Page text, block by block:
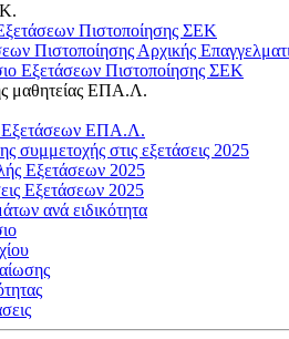
Πιστοποίησης ΣΕΚ
Πιστοποίησης Αρχικής
Εξετάσεων Πιστοποίησης ΣΕΚ
μαθητείας ΕΠΑ.Λ.
Εξετάσεων ΕΠΑ.Λ.
συμμετοχής στις εξετάσεις 2025
Εξετάσεων 2025
Εξετάσεων 2025
ανά ειδικότητα